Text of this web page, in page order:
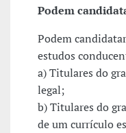
Podem
Podem
estudos
a) Titulares do
legal;
b) Titulares do
de um currículo